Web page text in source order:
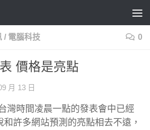
/ 電腦科技 0
價格是亮點
月 13 日
灣時間凌晨一點的發表會中已經
許多網站預測的亮點相去不遠，